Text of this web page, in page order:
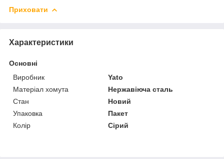
Приховати
Характеристики
Основні
Виробник
Yato
Матеріал хомута
Нержавіюча сталь
Стан
Новий
Упаковка
Пакет
Колір
Сірий